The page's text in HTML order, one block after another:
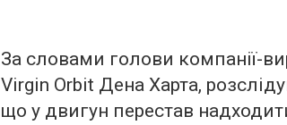
За словами голови компанії-
Virgin Orbit Дена Харта,
що у двигун перестав